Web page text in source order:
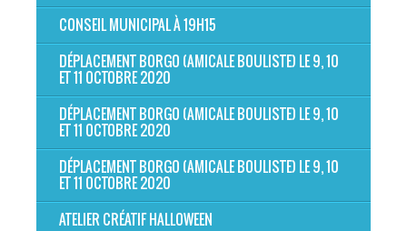
CONSEIL MUNICIPAL À 19H15
DÉPLACEMENT BORGO (AMICALE BOULISTE) LE 9, 10
ET 11 OCTOBRE 2020
DÉPLACEMENT BORGO (AMICALE BOULISTE) LE 9, 10
ET 11 OCTOBRE 2020
DÉPLACEMENT BORGO (AMICALE BOULISTE) LE 9, 10
ET 11 OCTOBRE 2020
ATELIER CRÉATIF HALLOWEEN